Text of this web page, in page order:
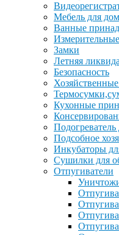
Мебель для
Ванные
Замки
Летняя
Безопасность
Кухонные
Подогреватель
Подсобное
Инкубаторы
Сушилки для
Отпугиватели